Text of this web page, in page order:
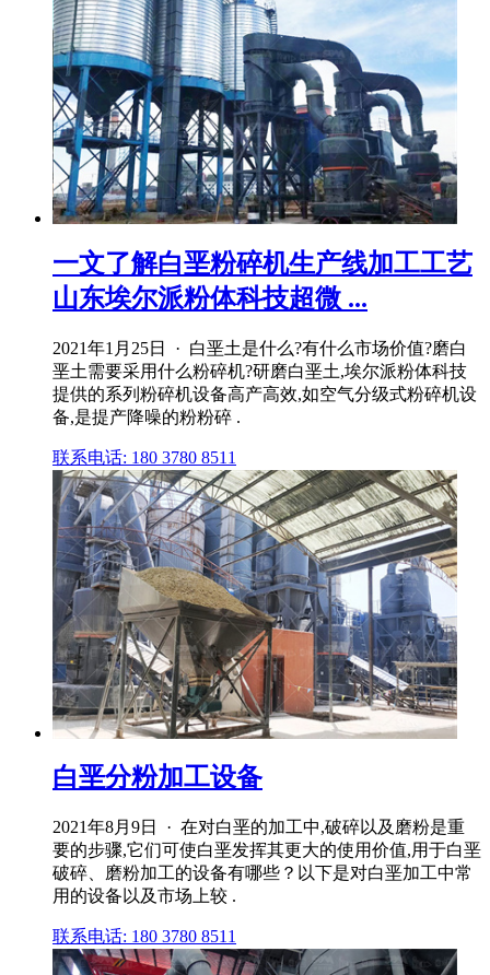
一文了解白垩粉碎机生产线加工工艺
山东埃尔派粉体科技超微 ...
2021年1月25日 · 白垩土是什么?有什么市场价值?磨白
垩土需要采用什么粉碎机?研磨白垩土,埃尔派粉体科技
提供的系列粉碎机设备高产高效,如空气分级式粉碎机设
备,是提产降噪的粉粉碎 .
联系电话: 180 3780 8511
白垩分粉加工设备
2021年8月9日 · 在对白垩的加工中,破碎以及磨粉是重
要的步骤,它们可使白垩发挥其更大的使用价值,用于白垩
破碎、磨粉加工的设备有哪些？以下是对白垩加工中常
用的设备以及市场上较 .
联系电话: 180 3780 8511